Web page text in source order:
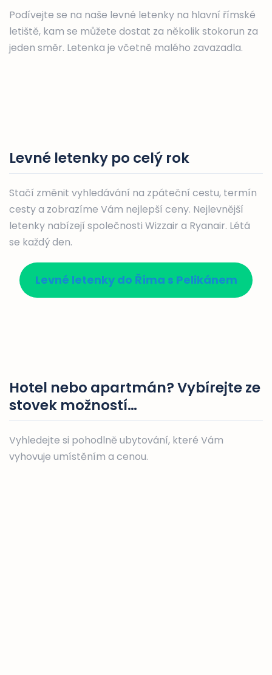
Podívejte se na naše levné letenky na hlavní římské
letiště, kam se můžete dostat za několik stokorun za
jeden směr. Letenka je včetně malého zavazadla.
Levné letenky po celý rok
Stačí změnit vyhledávání na zpáteční cestu, termín
cesty a zobrazíme Vám nejlepší ceny. Nejlevnější
letenky nabízejí společnosti Wizzair a Ryanair. Létá
se každý den.
Levné letenky do Říma s Pelikánem
Hotel nebo apartmán? Vybírejte ze
stovek možností…
Vyhledejte si pohodlně ubytování, které Vám
vyhovuje umístěním a cenou.